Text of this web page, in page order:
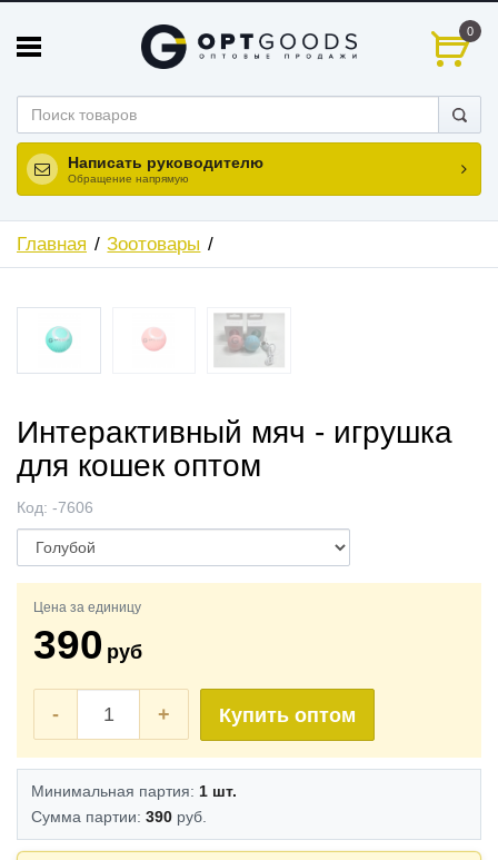
0
Написать руководителю
Обращение напрямую
Главная Зоотовары
ХИТ
НОВИНКА
Интерактивный мяч - игрушка
для кошек оптом
Код: -7606
Цена за единицу
390 руб
- + Купить оптом
Минимальная партия: 1 шт.
Сумма партии: 390 руб.